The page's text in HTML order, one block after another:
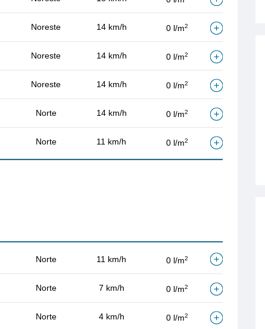
Noreste 14 km/h 0 l/m2
Noreste 14 km/h 0 l/m2
Noreste 14 km/h 0 l/m2
Norte 14 km/h 0 l/m2
Norte 11 km/h 0 l/m2
Norte 11 km/h 0 l/m2
Norte 7 km/h 0 l/m2
Norte 4 km/h 0 l/m2